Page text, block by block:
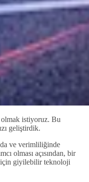
olmak istiyoruz. Bu
geliştirdik.
ve verimliliğinde
olması açısından, bir
için giyilebilir teknoloji